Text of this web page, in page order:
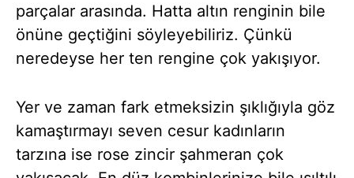
parçalar arasında. Hatta altın renginin bile
önüne geçtiğini söyleyebiliriz. Çünkü
neredeyse her ten rengine çok yakışıyor.
Yer ve zaman fark etmeksizin şıklığıyla göz
kamaştırmayı seven cesur kadınların
tarzına ise rose zincir şahmeran çok